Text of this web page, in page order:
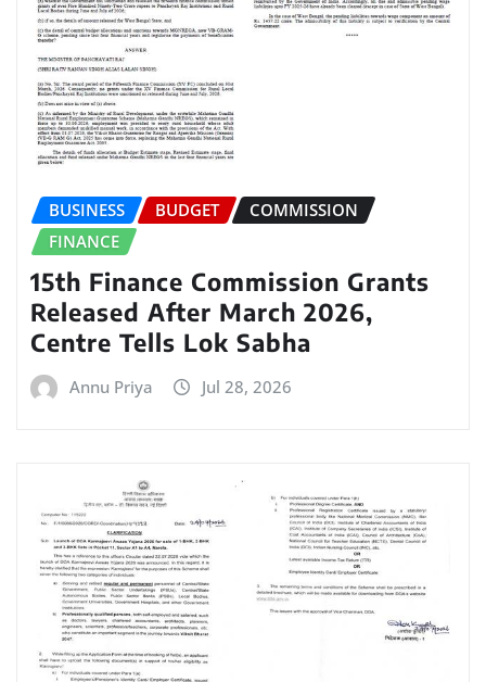
BUSINESS BUDGET
COMMISSION
FINANCE
15th Finance Commission Grants
Released After March 2026,
Centre Tells Lok Sabha
Annu Priya Jul 28, 2026